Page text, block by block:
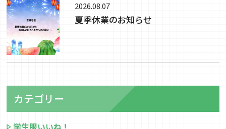
2026.08.07
夏季休業のお知らせ
カテゴリー
学生服いいね！